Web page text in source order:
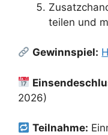
teilen und
Gewinnspiel:
2026)
Teilnahme: